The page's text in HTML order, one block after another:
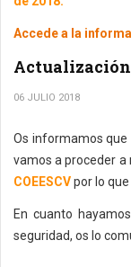
Accede a la
Actualización
06 JULIO 2018
Os informamos que
vamos a proceder a
COEESCVpor lo
En cuanto
seguridad, os lo